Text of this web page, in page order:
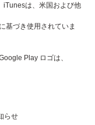
iTunesは、米国および他
基づき使用されていま
Play ロゴは、
らせ